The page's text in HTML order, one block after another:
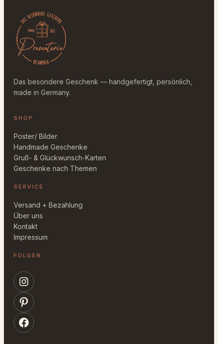
Das besondere Geschenk — handgefertigt, persönlich,
made in Germany.
SHOP
Poster/ Bilder
Handmade Geschenke
Gruß- & Glückwunsch-Karten
Geschenke nach Themen
SERVICE
Versand + Bezahlung
Über uns
Kontakt
Impressum
FOLGEN
Instagram
Pinterest
Facebook